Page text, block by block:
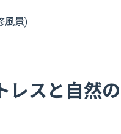
風景)
レスと自然の